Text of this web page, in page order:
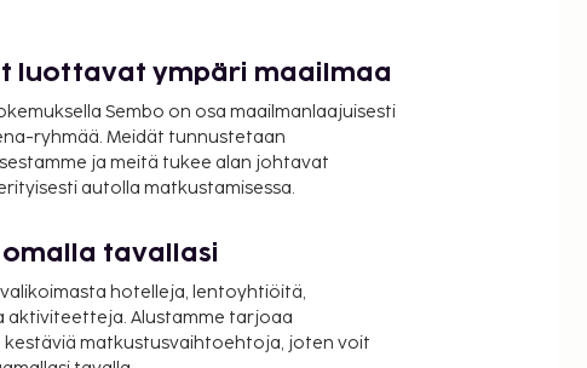
luottavat ympäri maailmaa
Sembo on osa maailmanlaajuisesti
ryhmää. Meidät tunnustetaan
ja meitä tukee alan johtavat
autolla matkustamisessa.
tavallasi
hotelleja, lentoyhtiöitä,
aktiviteetteja. Alustamme tarjoaa
matkustusvaihtoehtoja, joten voit